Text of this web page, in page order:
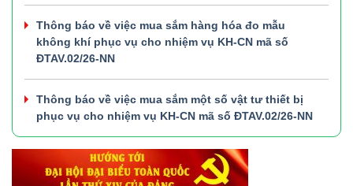
Thông báo về việc mua sắm hàng hóa đo mẫu
không khí phục vụ cho nhiệm vụ KH-CN mã số
ĐTAV.02/26-NN
Thông báo về việc mua sắm một số vật tư thiết bị
phục vụ cho nhiệm vụ KH-CN mã số ĐTAV.02/26-NN